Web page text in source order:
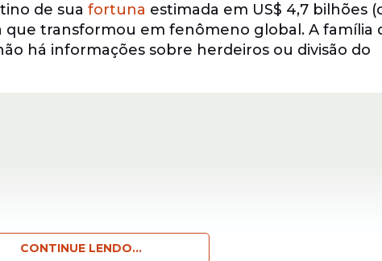
de sua fortuna estimada em US$ 4,7 bilhões
que transformou em fenômeno global. A família
há informações sobre herdeiros ou divisão do
CONTINUE LENDO...